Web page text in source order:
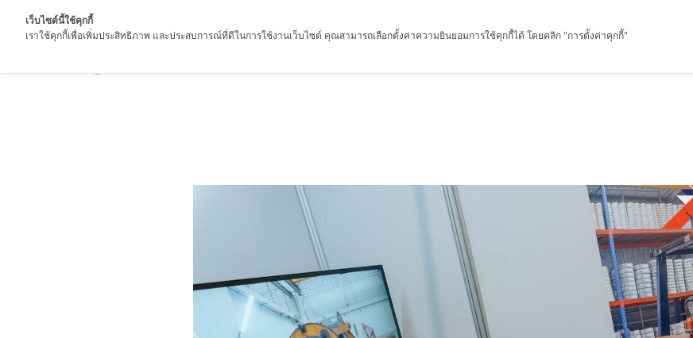
เว็บไซต์นี้ใช้คุกกี้
เราใช้คุกกี้เพื่อเพิ่มประสิทธิภาพ และประสบการณ์ที่ดีในการใช้งานเว็บไซต์ คุณสามารถเลือกตั้งค่าความยินยอมการใช้คุกกี้ได้ โดยคลิก "การตั้งค่าคุกกี้"